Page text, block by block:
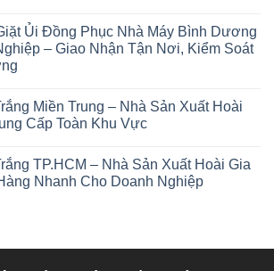
Ủi Đồng Phục Nhà Máy Bình Dương
– Giao Nhận Tận Nơi, Kiểm Soát
Miền Trung – Nhà Sản Xuất Hoài
Cấp Toàn Khu Vực
TP.HCM – Nhà Sản Xuất Hoài Gia
Nhanh Cho Doanh Nghiệp